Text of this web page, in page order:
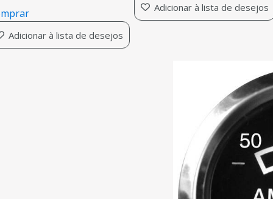
Adicionar à lista de desejos
Adicionar à lista de desejos